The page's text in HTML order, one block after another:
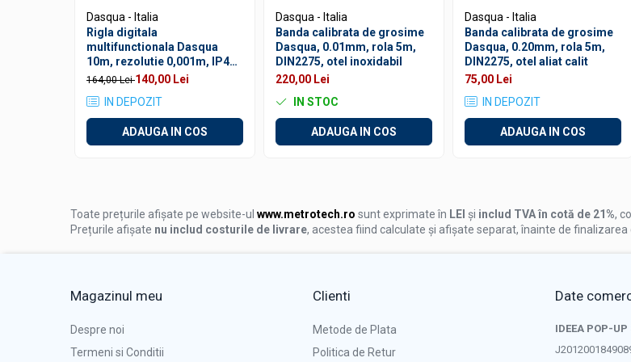
Comparatoare profil suprafata
Seturi cale plan paralele
Pini cilindrici de masurare
Seturi de lere
Rigle, rulete, benzi grosime
Dasqua - Italia
Rigla digitala
multifunctionala Dasqua
10m, rezolutie 0,001m, IP40,
USB-C
164,00 Lei140,00 Lei
IN DEPOZIT
ADAUGA IN COS
Dasqua - Italia
Banda calibrata de grosime
Dasqua, 0.01mm, rola 5m,
DIN2275, otel inoxidabil
220,00 Lei
IN STOC
ADAUGA IN COS
Dasqua - Italia
Banda calibrata de grosime
Dasqua, 0.20mm, rola 5m,
DIN2275, otel aliat calit
75,00 Lei
IN DEPOZIT
ADAUGA IN COS
Toate prețurile afișate pe website-ul www.metrotech.ro sunt exprimate în LEI și includ TVA în cotă de 21%,
Prețurile afișate nu includ costurile de livrare, acestea fiind calculate și afișate separat, înainte de finalizarea
Magazinul meu
Despre noi
Termeni si Conditii
Clienti
Metode de Plata
Politica de Retur
Date
IDEEA POP-UP